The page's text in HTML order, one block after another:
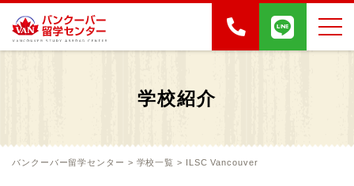
学校紹介
バンクーバー留学センター > 学校一覧 > ILSC Vancouver